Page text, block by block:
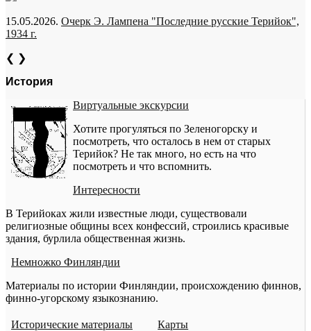
15.05.2026. Очерк Э. Лампена "Последние русские Терийок",
1934 г.
❮ ❯
История
Виртуальные экскурсии
Хотите прогуляться по Зеленогорску и
посмотреть, что осталось в нем от старых
Терийок? Не так много, но есть на что
посмотреть и что вспомнить.
Интересности
В Терийоках жили известные люди, существовали
религиозные общины всех конфессий, строились красивые
здания, бурлила общественная жизнь.
Немножко Финляндии
Материалы по истории Финляндии, происхождению финнов,
финно-угорскому языкознанию.
Исторические материалы Карты